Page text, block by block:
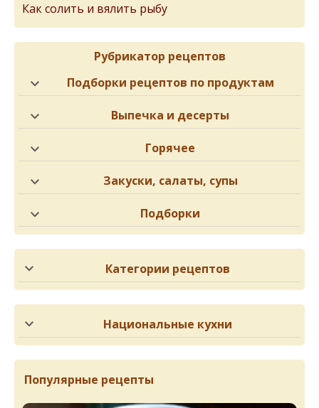
Как солить и вялить рыбу
Рубрикатор рецептов
Подборки рецептов по продуктам
Выпечка и десерты
Горячее
Закуски, салаты, супы
Подборки
Категории рецептов
Национальные кухни
Популярные рецепты